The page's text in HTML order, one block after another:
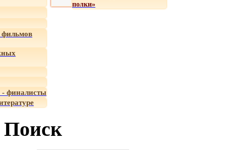
полки»
- финалисты
Поиск